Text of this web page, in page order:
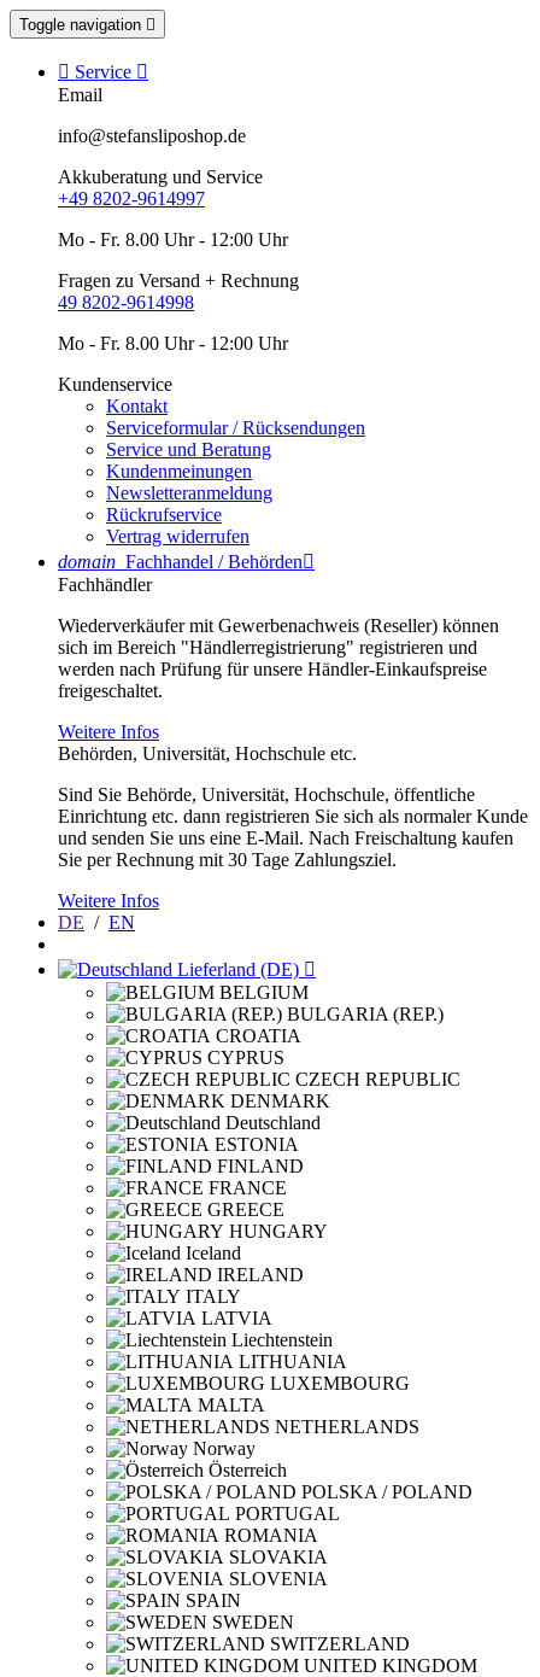
Toggle navigation 
 Service 
Email
info@stefansliposhop.de
Akkuberatung und Service
+49 8202-9614997
Mo - Fr. 8.00 Uhr - 12:00 Uhr
Fragen zu Versand + Rechnung
49 8202-9614998
Mo - Fr. 8.00 Uhr - 12:00 Uhr
Kundenservice
Kontakt
Serviceformular / Rücksendungen
Service und Beratung
Kundenmeinungen
Newsletteranmeldung
Rückrufservice
Vertrag widerrufen
domain Fachhandel / Behörden
Fachhändler
Wiederverkäufer mit Gewerbenachweis (Reseller) können
sich im Bereich "Händlerregistrierung" registrieren und
werden nach Prüfung für unsere Händler-Einkaufspreise
freigeschaltet.
Weitere Infos
Behörden, Universität, Hochschule etc.
Sind Sie Behörde, Universität, Hochschule, öffentliche
Einrichtung etc. dann registrieren Sie sich als normaler Kunde
und senden Sie uns eine E-Mail. Nach Freischaltung kaufen
Sie per Rechnung mit 30 Tage Zahlungsziel.
Weitere Infos
DE / EN
Lieferland (DE) 
BELGIUM
BULGARIA (REP.)
CROATIA
CYPRUS
CZECH REPUBLIC
DENMARK
Deutschland
ESTONIA
FINLAND
FRANCE
GREECE
HUNGARY
Iceland
IRELAND
ITALY
LATVIA
Liechtenstein
LITHUANIA
LUXEMBOURG
MALTA
NETHERLANDS
Norway
Österreich
POLSKA / POLAND
PORTUGAL
ROMANIA
SLOVAKIA
SLOVENIA
SPAIN
SWEDEN
SWITZERLAND
UNITED KINGDOM